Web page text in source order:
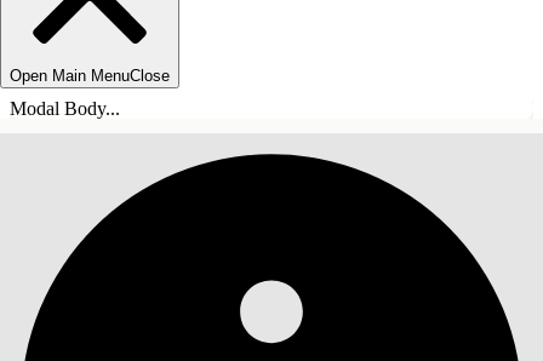
Open Main MenuClose
Modal Body...
목차